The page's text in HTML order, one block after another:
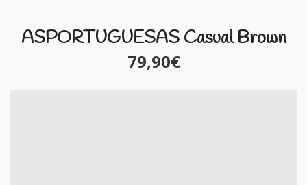
ASPORTUGUESAS Casual Brown
79,90€